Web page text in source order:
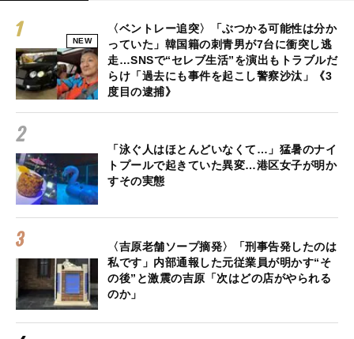
NEW
〈ベントレー追突〉「ぶつかる可能性は分か
っていた」韓国籍の刺青男が7台に衝突し逃
走…SNSで“セレブ生活”を演出もトラブルだ
らけ「過去にも事件を起こし警察沙汰」《3
度目の逮捕》
「泳ぐ人はほとんどいなくて…」猛暑のナイ
トプールで起きていた異変…港区女子が明か
すその実態
〈吉原老舗ソープ摘発〉「刑事告発したのは
私です」内部通報した元従業員が明かす“そ
の後”と激震の吉原「次はどの店がやられる
のか」